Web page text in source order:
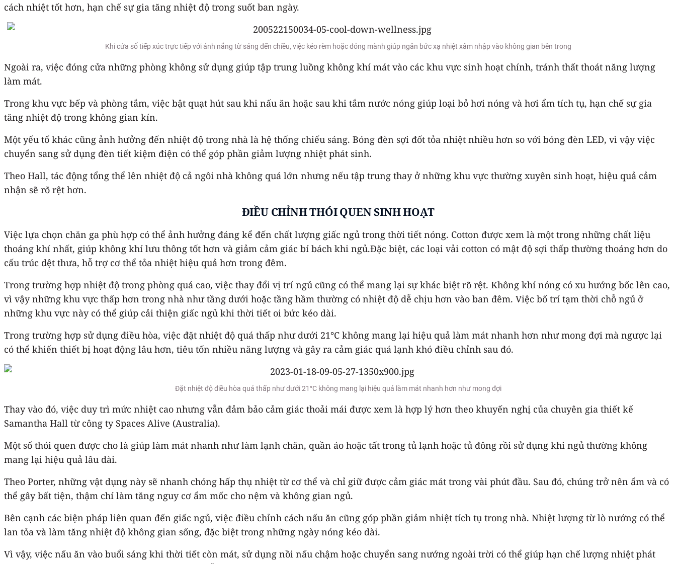
cách nhiệt tốt hơn, hạn chế sự gia tăng nhiệt độ trong suốt ban ngày.
Khi cửa sổ tiếp xúc trực tiếp với ánh nắng từ sáng đến chiều, việc kéo rèm hoặc đóng mành giúp ngăn bức xạ nhiệt xâm nhập vào không gian bên trong
Ngoài ra, việc đóng cửa những phòng không sử dụng giúp tập trung luồng không khí mát vào các khu vực sinh hoạt chính, tránh thất thoát năng lượng
làm mát.
Trong khu vực bếp và phòng tắm, việc bật quạt hút sau khi nấu ăn hoặc sau khi tắm nước nóng giúp loại bỏ hơi nóng và hơi ẩm tích tụ, hạn chế sự gia
tăng nhiệt độ trong không gian kín.
Một yếu tố khác cũng ảnh hưởng đến nhiệt độ trong nhà là hệ thống chiếu sáng. Bóng đèn sợi đốt tỏa nhiệt nhiều hơn so với bóng đèn LED, vì vậy việc
chuyển sang sử dụng đèn tiết kiệm điện có thể góp phần giảm lượng nhiệt phát sinh.
Theo Hall, tác động tổng thể lên nhiệt độ cả ngôi nhà không quá lớn nhưng nếu tập trung thay ở những khu vực thường xuyên sinh hoạt, hiệu quả cảm
nhận sẽ rõ rệt hơn.
ĐIỀU CHỈNH THÓI QUEN SINH HOẠT
Việc lựa chọn chăn ga phù hợp có thể ảnh hưởng đáng kể đến chất lượng giấc ngủ trong thời tiết nóng. Cotton được xem là một trong những chất liệu
thoáng khí nhất, giúp không khí lưu thông tốt hơn và giảm cảm giác bí bách khi ngủ.Đặc biệt, các loại vải cotton có mật độ sợi thấp thường thoáng hơn do
cấu trúc dệt thưa, hỗ trợ cơ thể tỏa nhiệt hiệu quả hơn trong đêm.
Trong trường hợp nhiệt độ trong phòng quá cao, việc thay đổi vị trí ngủ cũng có thể mang lại sự khác biệt rõ rệt. Không khí nóng có xu hướng bốc lên cao,
vì vậy những khu vực thấp hơn trong nhà như tầng dưới hoặc tầng hầm thường có nhiệt độ dễ chịu hơn vào ban đêm. Việc bố trí tạm thời chỗ ngủ ở
những khu vực này có thể giúp cải thiện giấc ngủ khi thời tiết oi bức kéo dài.
Trong trường hợp sử dụng điều hòa, việc đặt nhiệt độ quá thấp như dưới 21°C không mang lại hiệu quả làm mát nhanh hơn như mong đợi mà ngược lại
có thể khiến thiết bị hoạt động lâu hơn, tiêu tốn nhiều năng lượng và gây ra cảm giác quá lạnh khó điều chỉnh sau đó.
Đặt nhiệt độ điều hòa quá thấp như dưới 21°C không mang lại hiệu quả làm mát nhanh hơn như mong đợi
Thay vào đó, việc duy trì mức nhiệt cao nhưng vẫn đảm bảo cảm giác thoải mái được xem là hợp lý hơn theo khuyến nghị của chuyên gia thiết kế
Samantha Hall từ công ty Spaces Alive (Australia).
Một số thói quen được cho là giúp làm mát nhanh như làm lạnh chăn, quần áo hoặc tất trong tủ lạnh hoặc tủ đông rồi sử dụng khi ngủ thường không
mang lại hiệu quả lâu dài.
Theo Porter, những vật dụng này sẽ nhanh chóng hấp thụ nhiệt từ cơ thể và chỉ giữ được cảm giác mát trong vài phút đầu. Sau đó, chúng trở nên ẩm và có
thể gây bất tiện, thậm chí làm tăng nguy cơ ẩm mốc cho nệm và không gian ngủ.
Bên cạnh các biện pháp liên quan đến giấc ngủ, việc điều chỉnh cách nấu ăn cũng góp phần giảm nhiệt tích tụ trong nhà. Nhiệt lượng từ lò nướng có thể
lan tỏa và làm tăng nhiệt độ không gian sống, đặc biệt trong những ngày nóng kéo dài.
Vì vậy, việc nấu ăn vào buổi sáng khi thời tiết còn mát, sử dụng nồi nấu chậm hoặc chuyển sang nướng ngoài trời có thể giúp hạn chế lượng nhiệt phát